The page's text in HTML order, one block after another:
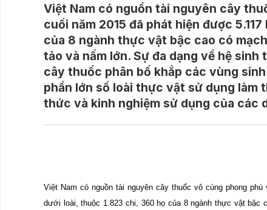
Việt Nam có nguồn tài nguyên cây
cuối năm 2015 đã phát hiện được
của 8 ngành thực vật bậc cao có
tảo và nấm lớn. Sự đa dạng về hệ
cây thuốc phân bố khắp các vùng
phần lớn số loài thực vật sử dụng làm
thức và kinh nghiệm sử dụng của các
​​Việt Nam có nguồn tài nguyên cây thuốc vô cùng phong
dưới loài, thuộc 1.823 chi, 360 họ của 8 ngành thực vật bậc